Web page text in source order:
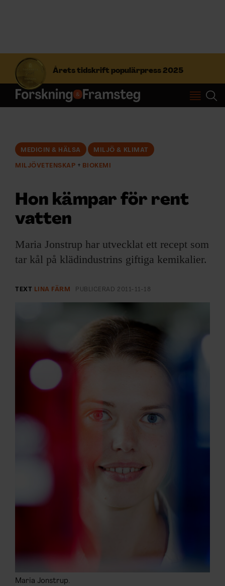
Årets tidskrift populärpress 2025
S
f
t
Prenumerera
ÄMNEN
ARKIV & E-TIDNING
LYSSNA/PODD
SKRIV I F&F
PRENUMERERA PÅ F&F
ANNONSERA I F&F
MEDICIN & HÄLSA MILJÖ & KLIMAT
MILJÖVETENSKAP BIOKEMI
Hon kämpar för rent
vatten
Maria Jonstrup har utvecklat ett recept som
tar kål på klädindustrins giftiga kemikalier.
TEXT LINA FÄRM PUBLICERAD 2011-11-18
Maria Jonstrup.